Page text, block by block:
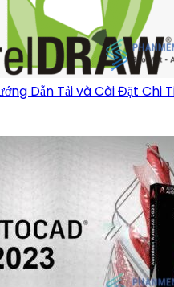
Dẫn Tải và Cài Đặt Chi